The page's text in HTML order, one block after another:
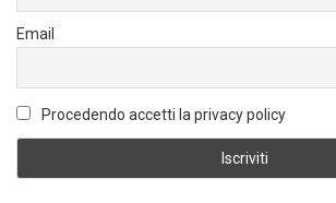
Email
Procedendo accetti la privacy policy